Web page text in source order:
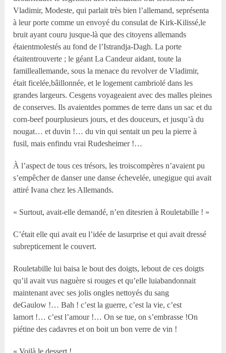
Vladimir, Modeste, qui parlait très bien l’allemand, seprésenta
à leur porte comme un envoyé du consulat de Kirk-Kilissé,le
bruit ayant couru jusque-là que des citoyens allemands
étaientmolestés au fond de l’Istrandja-Dagh. La porte
étaitentrouverte ; le géant La Candeur aidant, toute la
familleallemande, sous la menace du revolver de Vladimir,
était ficelée,bâillonnée, et le logement cambriolé dans les
grandes largeurs. Cesgens voyageaient avec des malles pleines
de conserves. Ils avaientdes pommes de terre dans un sac et du
corn-beef pourplusieurs jours, et des douceurs, et jusqu’à du
nougat… et duvin !… du vin qui sentait un peu la pierre à
fusil, mais enfindu vrai Rudesheimer !…
À l’aspect de tous ces trésors, les troiscompères n’avaient pu
s’empêcher de danser une danse échevelée, unegigue qui avait
attiré Ivana chez les Allemands.
« Surtout, avait-elle demandé, n’en ditesrien à Rouletabille ! »
C’était elle qui avait eu l’idée de lasurprise et qui avait dressé
subrepticement le couvert.
Rouletabille lui baisa le bout des doigts, lebout de ces doigts
qu’il avait vus naguère si rouges et qu’elle luiabandonnait
maintenant avec ses jolis ongles nettoyés du sang
deGaulow !… Bah ! c’est la guerre, c’est la vie, c’est
lamort !… c’est l’amour !… On se tue, on s’embrasse !On
piétine des cadavres et on boit un bon verre de vin !